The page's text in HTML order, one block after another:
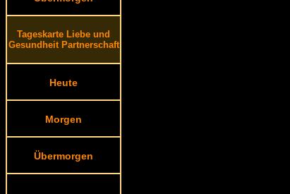
Tageskarte Liebe und
Gesundheit Partnerschaft
Heute
Morgen
Übermorgen